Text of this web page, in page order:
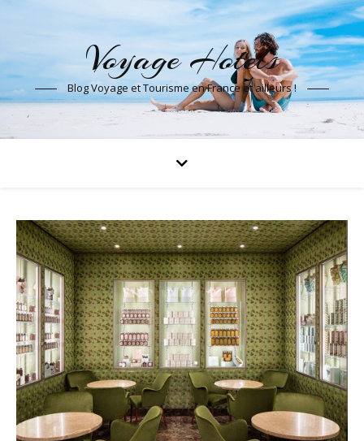
Voyage Hotels
Blog Voyage et Tourisme en France et ailleurs !